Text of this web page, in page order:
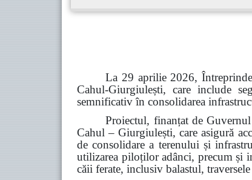
La 29 aprilie 2026,
Cahul-Giurgiulești, care include
semnificativ în consolidarea
Proiectul, finanțat de
Cahul – Giurgiulești, care asigură
de consolidare a terenului și
utilizarea piloților adânci, precum și
căii ferate, inclusiv balastul,